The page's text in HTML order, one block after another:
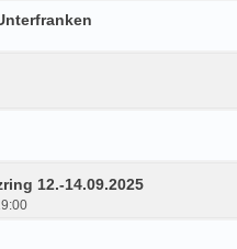
12.-14.09.2025